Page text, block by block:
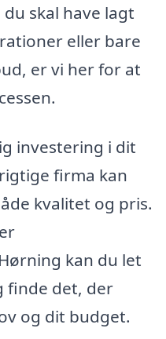
skal have lagt
eller bare
er vi her for at
investering i dit
firma kan
kvalitet og pris.
kan du let
finde det, der
og dit budget.